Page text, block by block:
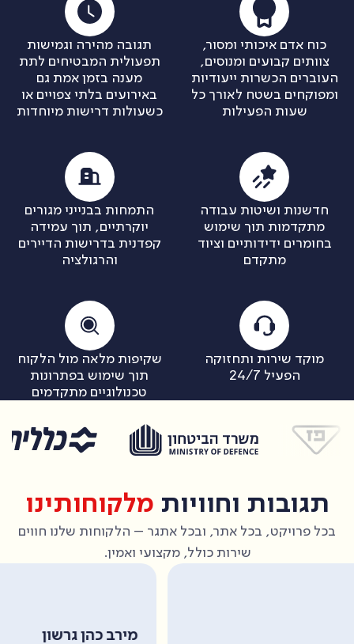
כוח אדם איכותי ומסור,
צוותים קבועים ומנוסים,
העוברים הכשרות ייעודיות
ומפוקחים בשטח לאורך כל
שעות הפעילות
תגובה מהירה וגמישות
תפעולית המבטיחים לתת
מענה בזמן אמת גם
באירועים בלתי צפויים או
כשעולות דרישות מיוחדות
חדשנות ושיטות עבודה
מתקדמות תוך שימוש
בחומרים ידידותיים וציוד
מתקדם
התמחות בבנייני מגורים
יוקרתיים, תוך עמידה
קפדנית בדרישות הדיירים
והרגולציה
מוקד שירות ותחזוקה
הפעיל 24/7
שקיפות מלאה מול הלקוח
תוך שימוש בפתרונות
טכנולוגיים מתקדמים
תגובות וחוויות מלקוחותינו
בכל פרויקט, בכל אתר, ובכל אתגר – הלקוחות שלנו חווים
שירות כולל, מקצועי ואמין.